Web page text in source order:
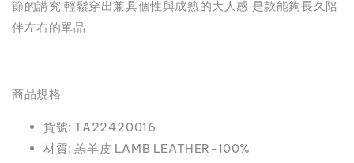
節的講究 輕鬆穿出兼具個性與成熟的大人感 是款能夠長久陪
伴左右的單品
商品規格
貨號: TA22420016
材質: 羔羊皮 LAMB LEATHER-100%